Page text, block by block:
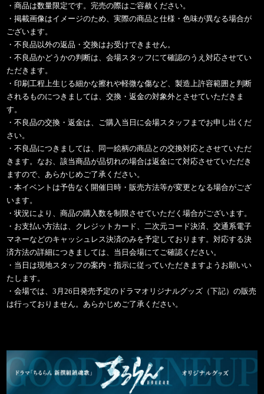
・商品は数量限定です。完売の際はご容赦ください。
・掲載画像はイメージのため、実際の商品と仕様・色味が異なる場合が
ございます。
・不良品以外の返品・交換はお受けできません。
・不良品かどうかの判断は、会場スタッフにて確認のうえ対応させてい
ただきます。
・印刷工程上生じる細かな擦れや軽微な傷など、製造上許容範囲と判断
されるものにつきましては、交換・返金の対象外とさせていただきま
す。
・不良品の交換・返金は、ご購入当日に会場スタッフまでお申し出くだ
さい。
・不良品につきましては、同一絵柄の商品との交換対応とさせていただ
きます。なお、該当商品が品切れの場合は返金にて対応させていただき
ますので、あらかじめご了承ください。
・本イベントは予告なく開催日時・販売方法等が変更となる場合がござ
います。
・状況により、商品の購入数を制限させていただく場合がございます。
・お支払い方法は、クレジットカード、二次元コード決済、交通系電子
マネーなどのキャッシュレス決済のみを予定しております。対応する決
済方法の詳細につきましては、当日会場にてご確認ください。
・当日は現地スタッフの案内・指示に従っていただきますようお願いい
たします。
・会場では、3月26日発売予定のドラマオリジナルグッズ（下記）の販売
は行っておりません。あらかじめご了承ください。